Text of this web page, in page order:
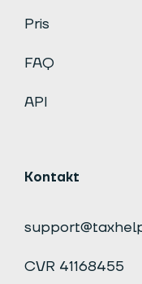
Pris
FAQ
API
Kontakt
CVR 41168455